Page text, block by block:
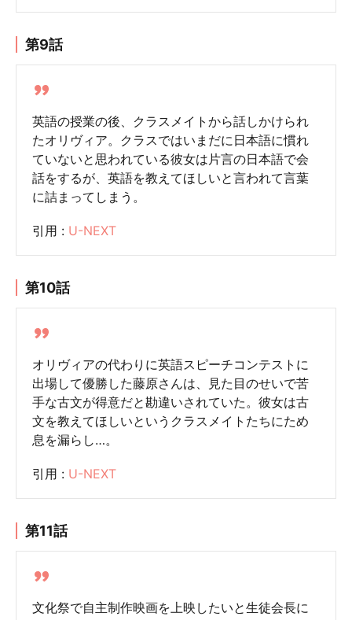
第9話
英語の授業の後、クラスメイトから話しかけられ
たオリヴィア。クラスではいまだに日本語に慣れ
ていないと思われている彼女は片言の日本語で会
話をするが、英語を教えてほしいと言われて言葉
に詰まってしまう。
引用 : U-NEXT
第10話
オリヴィアの代わりに英語スピーチコンテストに
出場して優勝した藤原さんは、見た目のせいで苦
手な古文が得意だと勘違いされていた。彼女は古
文を教えてほしいというクラスメイトたちにため
息を漏らし…。
引用 : U-NEXT
第11話
文化祭で自主制作映画を上映したいと生徒会長に